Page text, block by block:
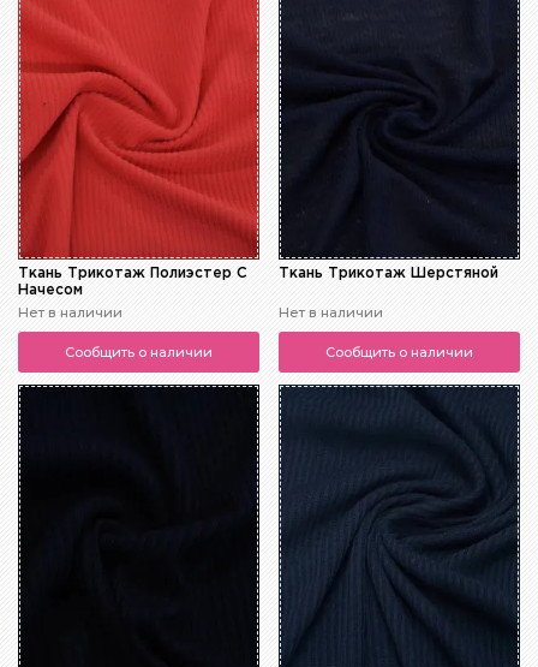
Ткань Трикотаж Полиэстер С
Начесом
Нет в наличии
Сообщить о наличии
Ткань Трикотаж Шерстяной
Нет в наличии
Сообщить о наличии